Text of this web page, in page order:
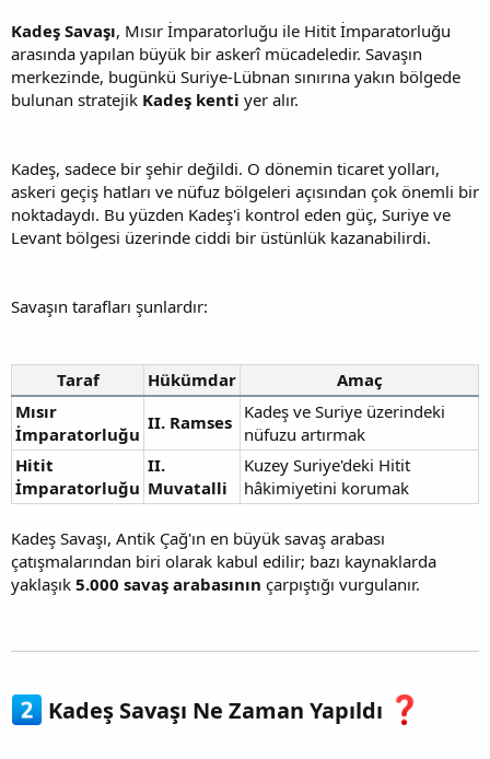
Kadeş Savaşı, Mısır İmparatorluğu ile Hitit İmparatorluğu
arasında yapılan büyük bir askerî mücadeledir. Savaşın
merkezinde, bugünkü Suriye-Lübnan sınırına yakın bölgede
bulunan stratejik Kadeş kenti yer alır.
Kadeş, sadece bir şehir değildi. O dönemin ticaret yolları,
askeri geçiş hatları ve nüfuz bölgeleri açısından çok önemli bir
noktadaydı. Bu yüzden Kadeş'i kontrol eden güç, Suriye ve
Levant bölgesi üzerinde ciddi bir üstünlük kazanabilirdi.
Savaşın tarafları şunlardır:
Taraf Hükümdar
Amaç
Mısır
İmparatorluğu
II. Ramses Kadeş ve Suriye üzerindeki
nüfuzu artırmak
Hitit
İmparatorluğu
II.
Muvatalli
Kuzey Suriye'deki Hitit
hâkimiyetini korumak
Kadeş Savaşı, Antik Çağ'ın en büyük savaş arabası
çatışmalarından biri olarak kabul edilir; bazı kaynaklarda
yaklaşık 5.000 savaş arabasının çarpıştığı vurgulanır.
Kadeş Savaşı Ne Zaman Yapıldı